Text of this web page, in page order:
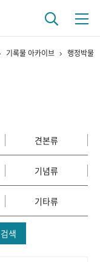
연구자들
영상 기록물
기록물 아카이브 행정박물
견본류
기념류
기타류
검색